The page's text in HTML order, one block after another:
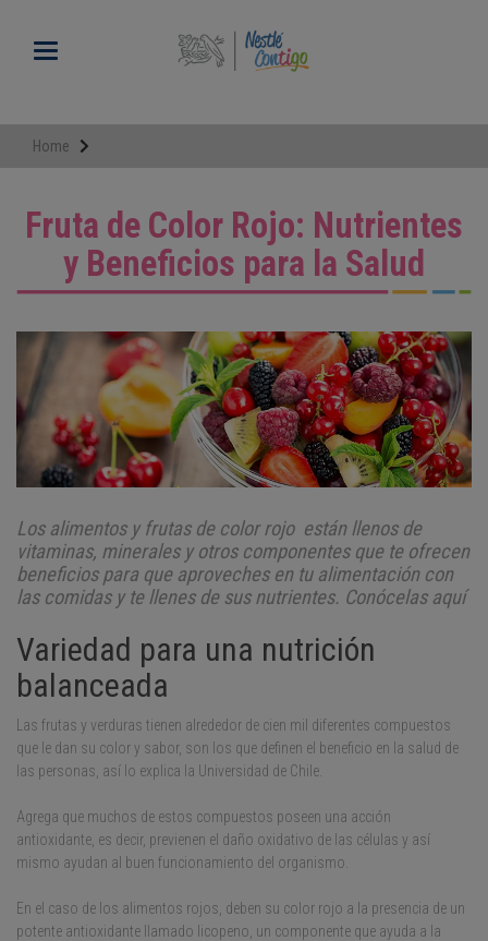
contenidoToggle navigation
Home
Fruta de Color Rojo: Nutrientes
y Beneficios para la Salud
Los alimentos y frutas de color rojo están llenos de
vitaminas, minerales y otros componentes que te ofrecen
beneficios para que aproveches en tu alimentación con
las comidas y te llenes de sus nutrientes. Conócelas aquí
Variedad para una nutrición
balanceada
Las frutas y verduras tienen alrededor de cien mil diferentes compuestos
que le dan su color y sabor, son los que definen el beneficio en la salud de
las personas, así lo explica la Universidad de Chile.
Agrega que muchos de estos compuestos poseen una acción
antioxidante, es decir, previenen el daño oxidativo de las células y así
mismo ayudan al buen funcionamiento del organismo.
En el caso de los alimentos rojos, deben su color rojo a la presencia de un
potente antioxidante llamado licopeno, un componente que ayuda a la